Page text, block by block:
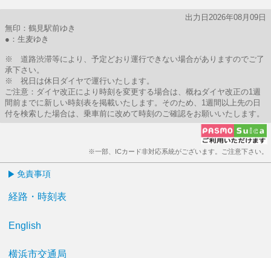
出力日2026年08月09日
無印：鶴見駅前ゆき
●：生麦ゆき
※ 道路渋滞等により、予定どおり運行できない場合がありますのでご了
承下さい。
※ 祝日は休日ダイヤで運行いたします。
ご注意：ダイヤ改正により時刻を変更する場合は、概ねダイヤ改正の1週
間前までに新しい時刻表を掲載いたします。そのため、1週間以上先の日
付を検索した場合は、乗車前に改めて時刻のご確認をお願いいたします。
※一部、ICカード非対応系統がございます。ご注意下さい。
免責事項
経路・時刻表
English
横浜市交通局